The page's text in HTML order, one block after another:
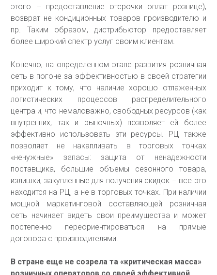
этого – предоставление отсрочки оплат рознице),
возврат не кондиционных товаров производителю и
пр. Таким образом, дистрибьютор предоставляет
более широкий спектр услуг своим клиентам.
Конечно, на определенном этапе развития розничная
сеть в погоне за эффективностью в своей стратегии
приходит к тому, что наличие хорошо отлаженных
логистических процессов распределительного
центра и, что немаловажно, свободных ресурсов (как
внутренних, так и рыночных) позволяет ей более
эффективно использовать эти ресурсы. РЦ также
позволяет не накапливать в торговых точках
«ненужные» запасы: защита от ненадежности
поставщика, большие объемы сезонного товара,
излишки, закупленные для получения скидок – все это
находится на РЦ, а не в торговых точках. При наличии
мощной маркетинговой составляющей розничная
сеть начинает видеть свои преимущества и может
постепенно переориентироваться на прямые
договора с производителями.
В стране еще не созрела та «критическая масса»